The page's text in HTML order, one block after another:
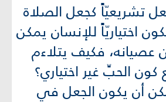
تشريعيّاً كجعل الصلاة
اختياريّاً للإنسان يمكن
عصيانه، فكيف يتلاءم
الحبِّ غير اختياري؟
أن يكون الجعل في